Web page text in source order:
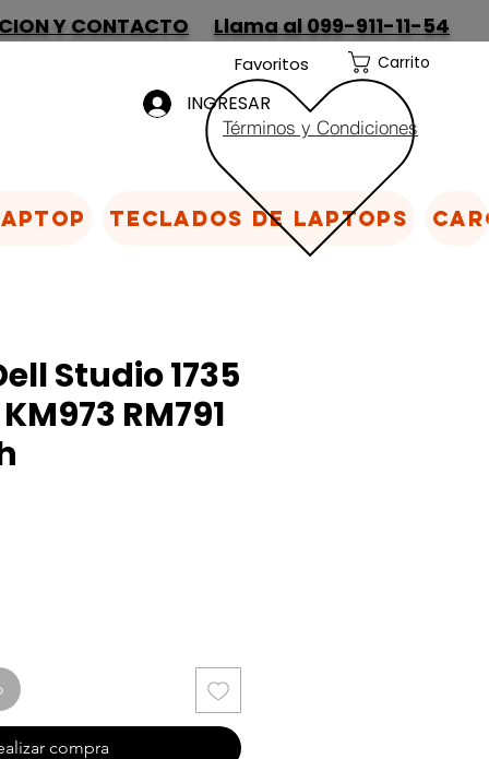
Y CONTACTO Llama al 099-911-11-54
Favoritos Carrito
Términos y Condiciones
INGRESAR
Studio 1735
KM973 RM791
compra
Teclados de laptops